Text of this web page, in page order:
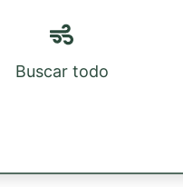
Buscar todo